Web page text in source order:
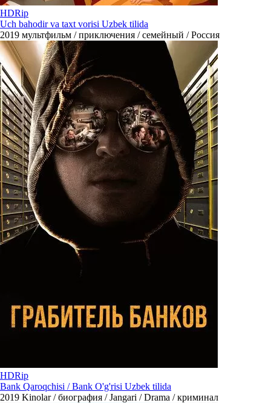
HDRip
Uch bahodir va taxt vorisi Uzbek tilida
2019 мультфильм / приключения / семейный / Россия
HDRip
Bank Qaroqchisi / Bank O'g'risi Uzbek tilida
2019 Kinolar / биография / Jangari / Drama / криминал